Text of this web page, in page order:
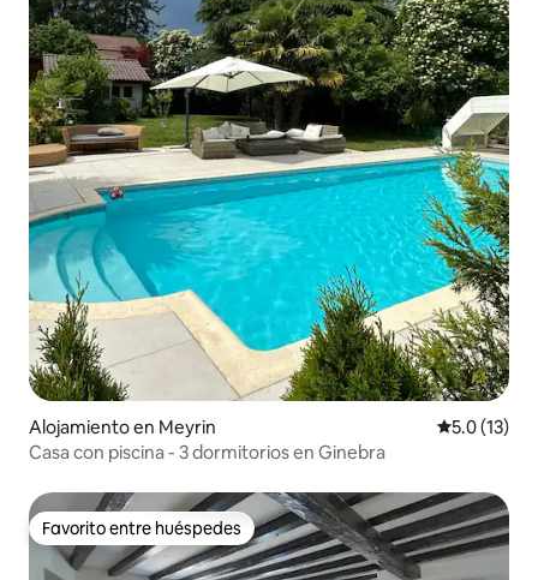
Alojamiento en Meyrin Calificación
5.0 (13)
Casa con piscina - 3 dormitorios en Ginebra
Favorito entre huéspedes
Favorito entre huéspedes